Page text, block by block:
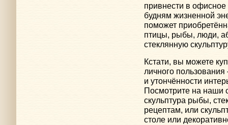
привнести в
будням жизненной
поможет
птицы, рыбы, люди,
стеклянную
Кстати, вы можете
личного
и утончённости
Посмотрите на наши
скульптура рыбы,
рецептам, или
столе или